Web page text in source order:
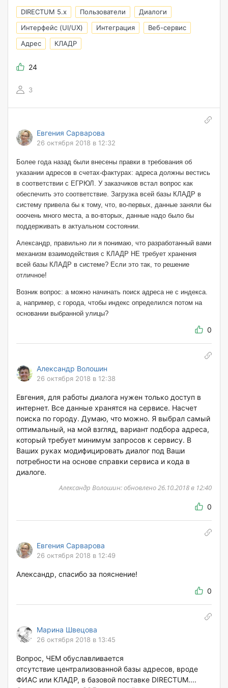
DIRECTUM 5.x Пользователи
Диалоги
Интерфейс (UI/UX)
Интеграция
Веб-сервис
Адрес
КЛАДР
24
3
Евгения Сарварова
26 октября 2018 в 12:32
Более года назад были внесены правки в требования об
указании адресов в счетах-фактурах: адреса должны вестись
в соответствии с ЕГРЮЛ. У заказчиков встал вопрос как
обеспечить это соответствие. Загрузка всей базы КЛАДР в
систему привела бы к тому, что, во-первых, данные заняли бы
ооочень много места, а во-вторых, данные надо было бы
поддерживать в актуальном состоянии.
Александр, правильно ли я понимаю, что разработанный вами
механизм взаимодействия с КЛАДР НЕ требует хранения
всей базы КЛАДР в системе? Если это так, то решение
отличное!
Возник вопрос: а можно начинать поиск адреса не с индекса.
а, например, с города, чтобы индекс определился потом на
основании выбранной улицы?
0
Александр Волошин
26 октября 2018 в 12:38
Евгения, для работы диалога нужен только доступ в
интернет. Все данные хранятся на сервисе. Насчет
поиска по городу. Думаю, что можно. Я выбрал самый
оптимальный, на мой взгляд, вариант подбора адреса,
который требует минимум запросов к сервису. В
Ваших руках модифицировать диалог под Ваши
потребности на основе справки сервиса и кода в
диалоге.
Александр Волошин: обновлено 26.10.2018 в 12:40
0
Евгения Сарварова
26 октября 2018 в 12:49
Александр, спасибо за пояснение!
0
Марина Швецова
26 октября 2018 в 13:45
Вопрос, ЧЕМ обуславливается
отсутствие централизованной базы адресов, вроде
ФИАС или КЛАДР, в базовой поставке DIRECTUM....